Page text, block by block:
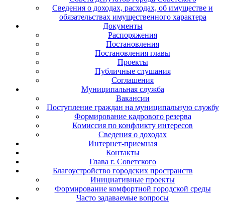
Сведения о доходах, расходах, об имуществе и
обязательствах имущественного характера
Документы
Распоряжения
Постановления
Постановления главы
Проекты
Публичные слушания
Соглашения
Муниципальная служба
Вакансии
Поступление граждан на муниципальную службу
Формирование кадрового резерва
Комиссия по конфликту интересов
Сведения о доходах
Интернет-приемная
Контакты
Глава г. Советского
Благоустройство городских пространств
Инициативные проекты
Формирование комфортной городской среды
Часто задаваемые вопросы